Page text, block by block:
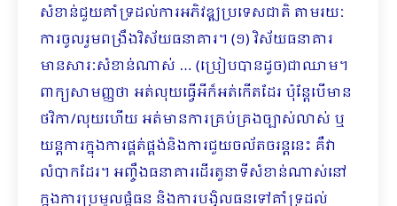
សំខាន់ជួយគាំទ្រដល់ការអភិវឌ្ឍប្រទេសជាតិ តាមរយៈ
ការចូលរួម​ពង្រឹងវិស័យធនាគារ។ (១) វិស័យធនាគារ
មានសារៈសំខាន់ណាស់ … (ប្រៀបបានដូច)ជាឈាម។
ពាក្យសាមញ្ញថា អត់លុយធ្វើអីក៏អត់កើតដែរ ប៉ុន្តែបើមាន
ថវិកា/លុយហើយ អត់មានការគ្រប់គ្រងច្បាស់លាស់ ឬ
យន្តការក្នុងការផ្គត់ផ្គង់និងការជួយចល័តចរន្តនេះ គឺវា
លំបាកដែរ។ អញ្ចឹងធនាគារដើរតួនាទីសំខាន់ណាស់នៅ
ក្នុងការប្រមូលផ្តុំធន និងការបង្វិលធនទៅគាំទ្រដល់